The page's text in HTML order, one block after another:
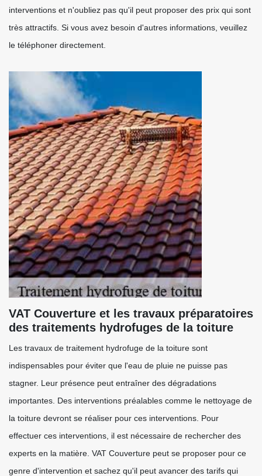
interventions et n'oubliez pas qu'il peut proposer des prix qui sont
très attractifs. Si vous avez besoin d'autres informations, veuillez
le téléphoner directement.
VAT Couverture et les travaux préparatoires
des traitements hydrofuges de la toiture
Les travaux de traitement hydrofuge de la toiture sont
indispensables pour éviter que l'eau de pluie ne puisse pas
stagner. Leur présence peut entraîner des dégradations
importantes. Des interventions préalables comme le nettoyage de
la toiture devront se réaliser pour ces interventions. Pour
effectuer ces interventions, il est nécessaire de rechercher des
experts en la matière. VAT Couverture peut se proposer pour ce
genre d'intervention et sachez qu'il peut avancer des tarifs qui